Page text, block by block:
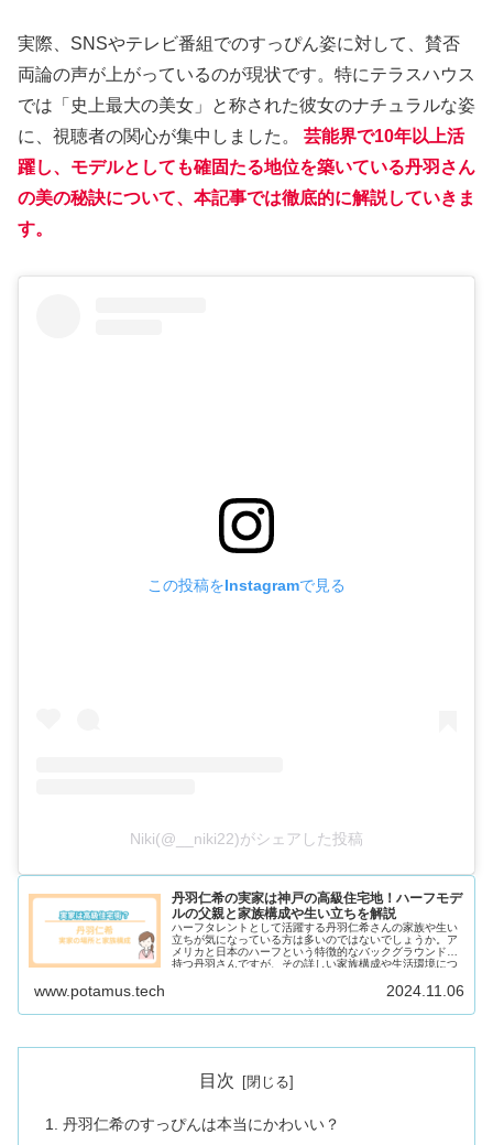
実際、SNSやテレビ番組でのすっぴん姿に対して、賛否
両論の声が上がっているのが現状です。特にテラスハウス
では「史上最大の美女」と称された彼女のナチュラルな姿
に、視聴者の関心が集中しました。 芸能界で10年以上活
躍し、モデルとしても確固たる地位を築いている丹羽さん
の美の秘訣について、本記事では徹底的に解説していきま
す。
この投稿をInstagramで見る
Niki(@__niki22)がシェアした投稿
丹羽仁希の実家は神戸の高級住宅地！ハーフモデ
ルの父親と家族構成や生い立ちを解説
ハーフタレントとして活躍する丹羽仁希さんの家族や生い
立ちが気になっている方は多いのではないでしょうか。ア
メリカと日本のハーフという特徴的なバックグラウンドを
持つ丹羽さんですが、その詳しい家族構成や生活環境につ
www.potamus.tech 2024.11.06
目次
丹羽仁希のすっぴんは本当にかわいい？